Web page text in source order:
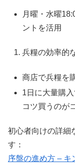
月曜・水曜
ントを活用
兵糧の効率的
商店で兵糧を
1日に大量購
コツ買うのが
初心者向けの詳細
す：
序盤の進め方 – キ